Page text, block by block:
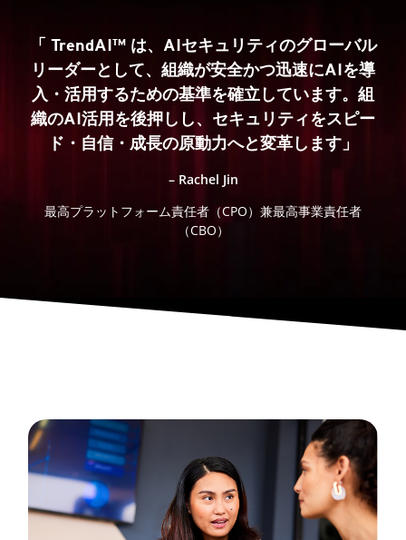
「 TrendAI™ は、AIセキュリティのグローバル
リーダーとして、組織が安全かつ迅速にAIを導
入・活用するための基準を確立しています。組
織のAI活用を後押しし、セキュリティをスピー
ド・自信・成長の原動力へと変革します」
– Rachel Jin
最高プラットフォーム責任者（CPO）兼最高事業責任者
（CBO）